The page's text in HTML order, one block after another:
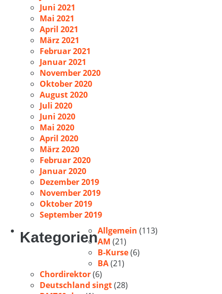
Juni 2021
Mai 2021
April 2021
März 2021
Februar 2021
Januar 2021
November 2020
Oktober 2020
August 2020
Juli 2020
Juni 2020
Mai 2020
April 2020
März 2020
Februar 2020
Januar 2020
Dezember 2019
November 2019
Oktober 2019
September 2019
KategorienAllgemein (113)
AM (21)
B-Kurse(6)
BA(21)
Chordirektor(6)
Deutschland singt(28)